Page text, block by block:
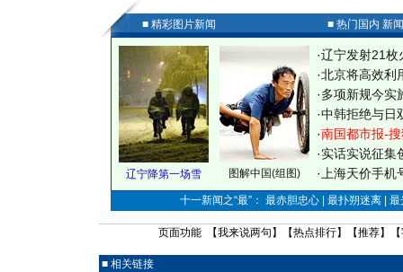
■ 精彩图片新闻 ■ 热门国内 新
辽宁降第一场雪 图解中国(组图)
·辽宁发射21枚
·北京将高效利
·多项新规今实
·中韩拒绝与日
·南国都市报-
·实话实说征集
· 上海天价手
十一新闻之“最”： 最赤胆忠心 | 最扑朔迷离 |
页面功能 【我来说两句 】【热点排行】【推荐】【
■ 相关链接